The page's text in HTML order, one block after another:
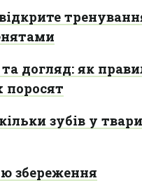
догляд: як
поросят
зубів у
збереження